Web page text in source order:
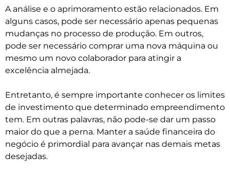
A análise e o aprimoramento estão relacionados. Em
alguns casos, pode ser necessário apenas pequenas
mudanças no processo de produção. Em outros,
pode ser necessário comprar uma nova máquina ou
mesmo um novo colaborador para atingir a
excelência almejada.
Entretanto, é sempre importante conhecer os limites
de investimento que determinado empreendimento
tem. Em outras palavras, não pode-se dar um passo
maior do que a perna. Manter a saúde financeira do
negócio é primordial para avançar nas demais metas
desejadas.